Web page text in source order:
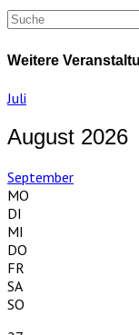
Weitere
Juli
August 2026
September
MO
DI
MI
DO
FR
SA
SO